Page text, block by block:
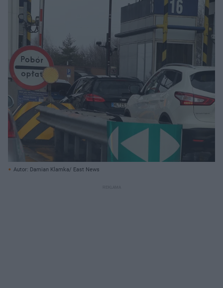
Autor: Damian Klamka/ East News